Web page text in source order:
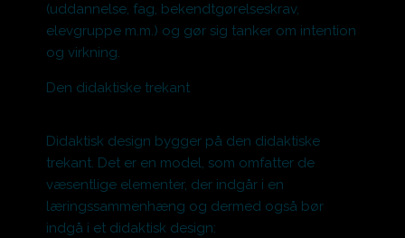
(uddannelse, fag, bekendtgørelseskrav,
elevgruppe m.m.) og gør sig tanker om intention
og virkning.
Den didaktiske trekant
Didaktisk design bygger på den didaktiske
trekant. Det er en model, som omfatter de
væsentlige elementer, der indgår i en
læringssammenhæng og dermed også bør
indgå i et didaktisk design: